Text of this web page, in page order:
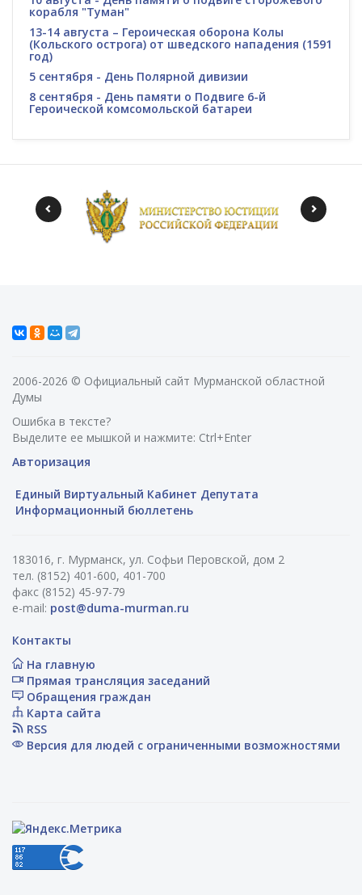
корабля "Туман"
13-14 августа – Героическая оборона Колы
(Кольского острога) от шведского нападения (1591
год)
5 сентября - День Полярной дивизии
8 сентября - День памяти о Подвиге 6-й
Героической комсомольской батареи
2006-2026 © Официальный сайт Мурманской областной
Думы
Ошибка в тексте?
Выделите ее мышкой и нажмите: Ctrl+Enter
Авторизация
Единый Виртуальный Кабинет Депутата
Информационный бюллетень
183016, г. Мурманск, ул. Софьи Перовской, дом 2
тел. (8152) 401-600, 401-700
факс (8152) 45-97-79
e-mail: post@duma-murman.ru
Контакты
На главную
Прямая трансляция заседаний
Обращения граждан
Карта сайта
RSS
Версия для людей с ограниченными возможностями